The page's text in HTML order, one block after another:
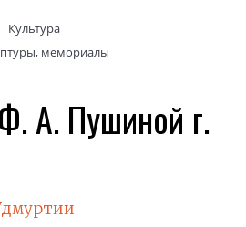
Культура
мемориалы
А. Пушиной г.